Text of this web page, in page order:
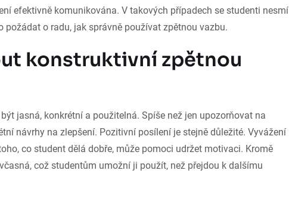
efektivně komunikována. V takových případech se studenti nesmí
požádat o radu, jak správně používat zpětnou vazbu.
konstruktivní zpětnou
jasná, konkrétní a použitelná. Spíše než jen upozorňovat na
návrhy na zlepšení. Pozitivní posílení je stejně důležité. Vyvážení
co student dělá dobře, může pomoci udržet motivaci. Kromě
což studentům umožní ji použít, než přejdou k dalšímu